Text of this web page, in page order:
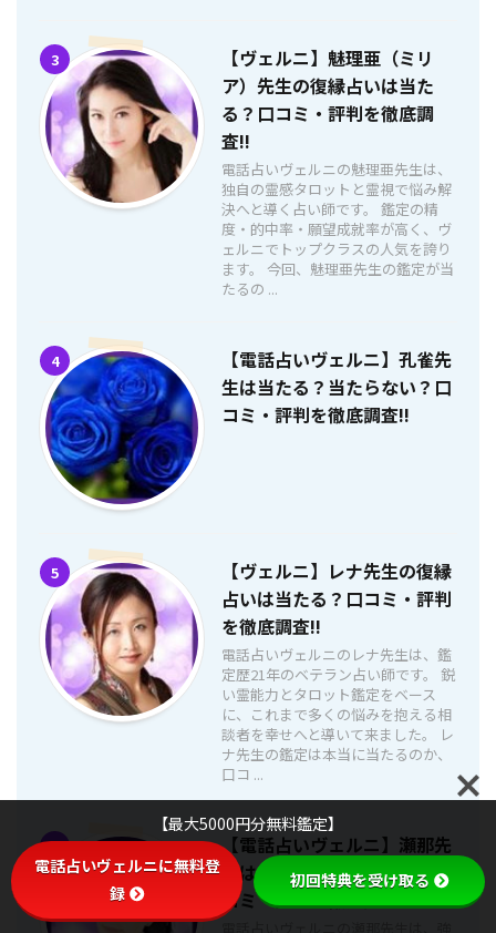
3
【ヴェルニ】魅理亜（ミリ
ア）先生の復縁占いは当た
る？口コミ・評判を徹底調
査!!
電話占いヴェルニの魅理亜先生は、
独自の霊感タロットと霊視で悩み解
決へと導く占い師です。 鑑定の精
度・的中率・願望成就率が高く、ヴ
ェルニでトップクラスの人気を誇り
ます。 今回、魅理亜先生の鑑定が当
たるの ...
4
【電話占いヴェルニ】孔雀先
生は当たる？当たらない？口
コミ・評判を徹底調査!!
5
【ヴェルニ】レナ先生の復縁
占いは当たる？口コミ・評判
を徹底調査!!
電話占いヴェルニのレナ先生は、鑑
定歴21年のベテラン占い師です。 鋭
い霊能力とタロット鑑定をベース
に、これまで多くの悩みを抱える相
談者を幸せへと導いて来ました。 レ
ナ先生の鑑定は本当に当たるのか、
口コ ...
6
【電話占いヴェルニ】瀬那先
生は当たる？当たらない？口
コミ・評判を徹底調査!!
【最大5000円分無料鑑定】
電話占いヴェルニに無料登
録
初回特典を受け取る